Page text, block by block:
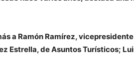
a Ramón Ramírez,
Estrella, de Asuntos Turísticos;